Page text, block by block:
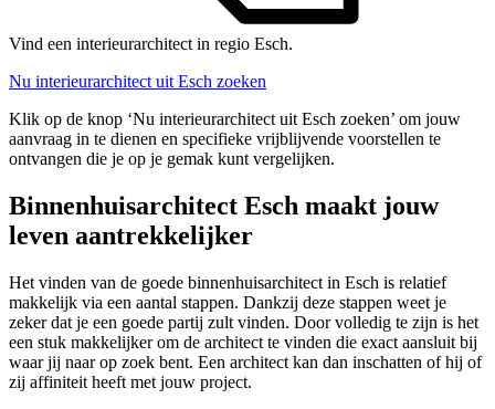
Vind een interieurarchitect in regio Esch.
Nu interieurarchitect uit Esch zoeken
Klik op de knop ‘Nu interieurarchitect uit Esch zoeken’ om jouw
aanvraag in te dienen en specifieke vrijblijvende voorstellen te
ontvangen die je op je gemak kunt vergelijken.
Binnenhuisarchitect Esch maakt jouw
leven aantrekkelijker
Het vinden van de goede binnenhuisarchitect in Esch is relatief
makkelijk via een aantal stappen. Dankzij deze stappen weet je
zeker dat je een goede partij zult vinden. Door volledig te zijn is het
een stuk makkelijker om de architect te vinden die exact aansluit bij
waar jij naar op zoek bent. Een architect kan dan inschatten of hij of
zij affiniteit heeft met jouw project.